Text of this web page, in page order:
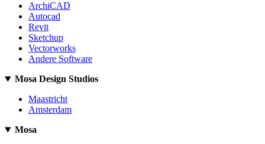
ArchiCAD
Autocad
Revit
Sketchup
Vectorworks
Andere Software
Mosa Design Studios
Maastricht
Amsterdam
Mosa